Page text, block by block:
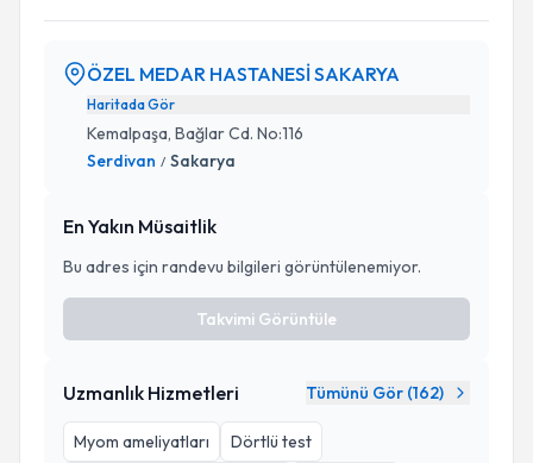
ÖZEL MEDAR HASTANESİ SAKARYA
Haritada Gör
Kemalpaşa, Bağlar Cd. No:116
Serdivan / Sakarya
En Yakın Müsaitlik
Bu adres için randevu bilgileri görüntülenemiyor.
Takvimi Görüntüle
Uzmanlık Hizmetleri Tümünü Gör (162)
Myom ameliyatları
Dörtlü test